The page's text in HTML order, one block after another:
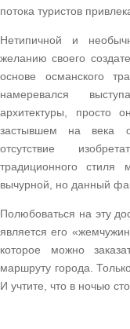
потока туристов
Нетипичной и
желанию своего
основе османского
намеревался
архитектуры, просто
застывшем на века
отсутствие
традиционного
вычурной, но данный
Полюбоваться на эту
является его
которое можно
маршруту города.
И учтите, что в ночью